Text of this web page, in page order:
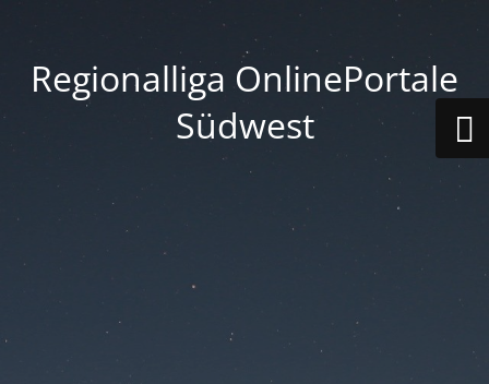
Regionalliga OnlinePortale
Südwest